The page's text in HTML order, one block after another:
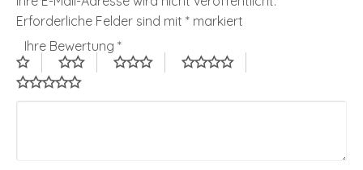
Erforderliche Felder sind mit * markiert
Ihre Bewertung *